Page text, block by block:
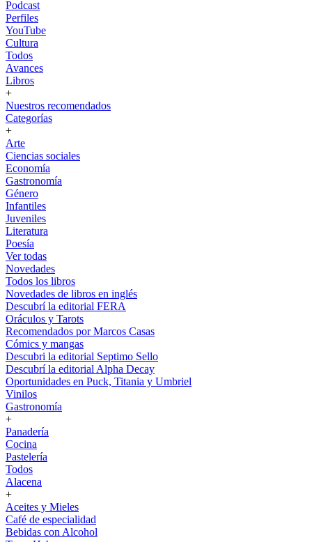
Podcast
Perfiles
YouTube
Cultura
Todos
Avances
Libros
+
Nuestros recomendados
Categorías
+
Arte
Ciencias sociales
Economía
Gastronomía
Género
Infantiles
Juveniles
Literatura
Poesía
Ver todas
Novedades
Todos los libros
Novedades de libros en inglés
Descubrí la editorial FERA
Oráculos y Tarots
Recomendados por Marcos Casas
Cómics y mangas
Descubri la editorial Septimo Sello
Descubrí la editorial Alpha Decay
Oportunidades en Puck, Titania y Umbriel
Vinilos
Gastronomía
+
Panadería
Cocina
Pastelería
Todos
Alacena
+
Aceites y Mieles
Café de especialidad
Bebidas con Alcohol